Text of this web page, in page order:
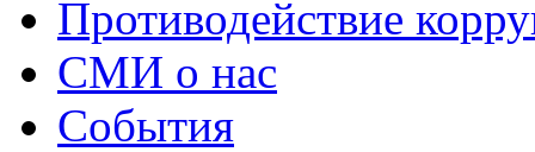
Противодействие
СМИ о нас
События